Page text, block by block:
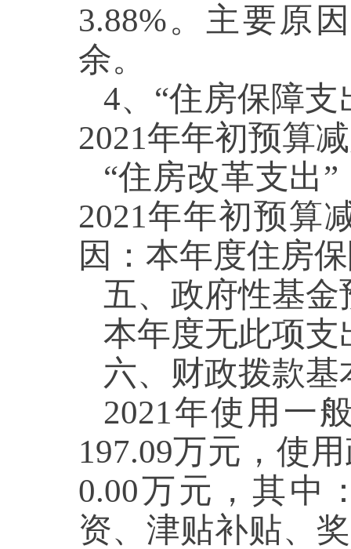
3.88%。主要原
余。
4、“住房保障支
2021年年初预算
“住房改革支出
2021年年初预算
因：本年度住房
五、政府性基
本年度无此项支
六、财政拨款
2021年使用一
197.09万元，使
0.00万元，其中
资、津贴补贴、